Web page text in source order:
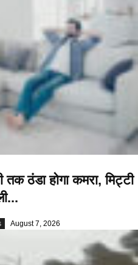
ठंडा होगा कमरा, मिट्टी
August 7, 2026